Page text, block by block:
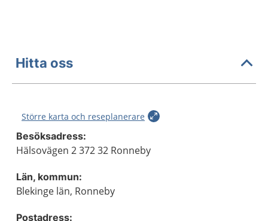
Hitta oss
Större karta och reseplanerare
Besöksadress:
Hälsovägen 2 372 32 Ronneby
Län, kommun:
Blekinge län, Ronneby
Postadress: